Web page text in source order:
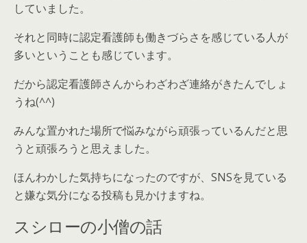
していました。
それと同時に認定看護師も働きづらさを感じている人が
多いということも感じています。
だから認定看護師さんからわざわざ連絡がきたんでしょ
うね(^^)
みんな置かれた場所で悩みながら頑張っているんだと思
うと頑張ろうと思えました。
ほんわかした気持ちになったのですが、SNSを見ている
と嫌な気分になる投稿も見かけますね。
スシローの小僧の話